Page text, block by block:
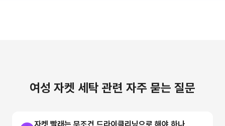
여성 자켓 세탁 관련 자주 묻는 질문